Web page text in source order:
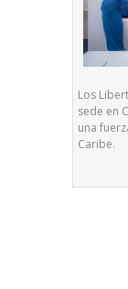
Los
sede en
una
Caribe.